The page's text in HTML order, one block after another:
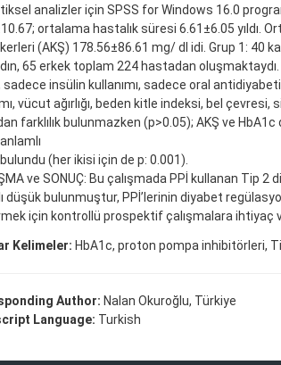
analizler için SPSS for Windows 16.0
ortalama hastalık süresi 6.61±6.05 yıldı.
(AKŞ) 178.56±86.61 mg/ dl idi. Grup 1: 40
65 erkek toplam 224 hastadan
insülin kullanımı, sadece oral
vücut ağırlığı, beden kitle indeksi, bel çevresi,
farklılık bulunmazken (p>0.05); AKŞ ve
(her ikisi için de p: 0.001).
ve SONUÇ: Bu çalışmada PPİ kullanan Tip
düşük bulunmuştur, PPİ’lerinin diyabet
için kontrollü prospektif çalışmalara ihtiyaç
Kelimeler: HbA1c, proton pompa inhibitörleri,
Author: Nalan Okuroğlu, Türkiye
Language: Turkish